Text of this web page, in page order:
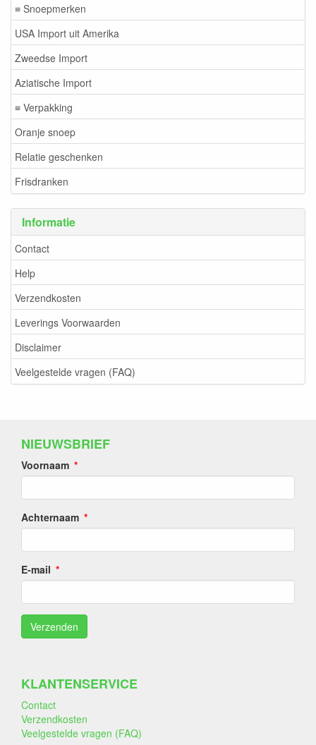
≡ Snoepmerken
USA Import uit Amerika
Zweedse Import
Aziatische Import
≡ Verpakking
Oranje snoep
Relatie geschenken
Frisdranken
Informatie
Contact
Help
Verzendkosten
Leverings Voorwaarden
Disclaimer
Veelgestelde vragen (FAQ)
NIEUWSBRIEF
Voornaam
Achternaam
E-mail
KLANTENSERVICE
Contact
Verzendkosten
Veelgestelde vragen (FAQ)